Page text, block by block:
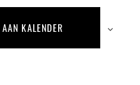
KALENDER